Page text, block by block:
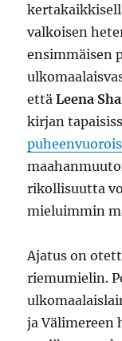
valkoisen
ensimmäisen
ettäLeena
kirjan
rikollisuutta
mieluimmin
Ajatus on
riemumielin.
ja Välimereen